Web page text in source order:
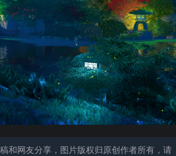
和网友分享，图片版权归原创作者所有，请